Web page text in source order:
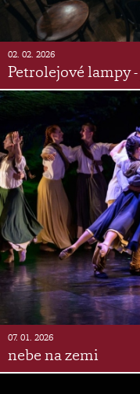
02. 02. 2026
Petrolejové lampy
07. 01. 2026
nebe na zemi